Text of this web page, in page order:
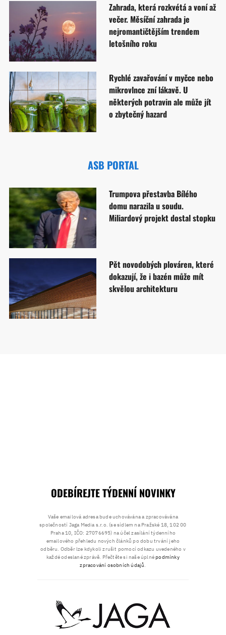
Zahrada, která rozkvétá a voní až
večer. Měsíční zahrada je
nejromantičtějším trendem
letošního roku
Rychlé zavařování v myčce nebo
mikrovlnce zní lákavě. U
některých potravin ale může jít
o zbytečný hazard
ASB PORTAL
Trumpova přestavba Bílého
domu narazila u soudu.
Miliardový projekt dostal stopku
Pět novodobých plováren, které
dokazují, že i bazén může mít
skvělou architekturu
ODEBÍREJTE TÝDENNÍ NOVINKY
Vaše emailová adresa bude uchovávána a zpracovávána
společností Jaga Media s.r.o. (se sídlem na Pražské 18, 102 00
Praha 10, IČO: 27076695) na účel zasílání týdenního
emailového přehledu nových článků po dobu trvání jeho
odběru. Odběr lze kdykoli zrušit pomocí odkazu uvedeného v
každé odeslané zprávě. Přečtěte si naše úplnépodmínky
zpracování osobních údajů.